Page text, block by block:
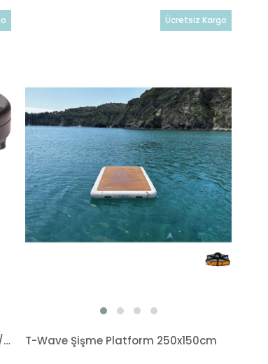
NUOVA RADE ŞİŞİRME POMPASI 400LT/DK 40MBAR T-Wave Şişme Platform 250x150cm
Ücretsiz Kargo